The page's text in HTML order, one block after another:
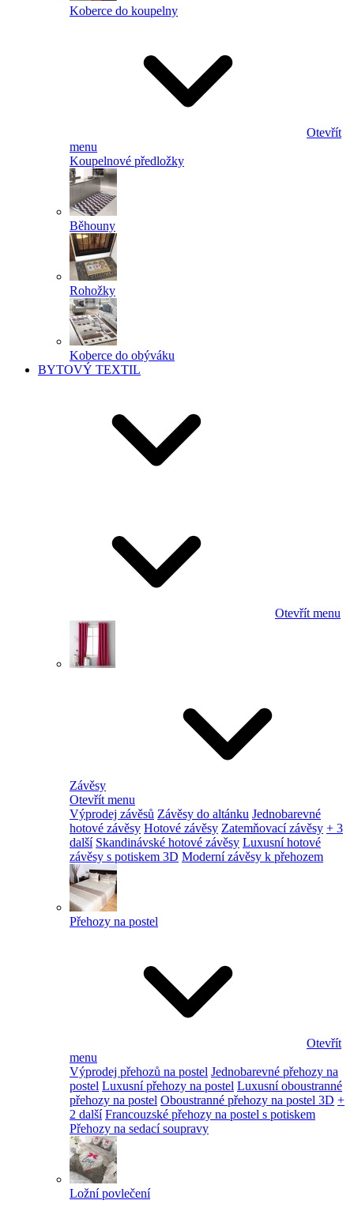
Koberce do koupelny
Otevřít
menu
Koupelnové předložky
Běhouny
Rohožky
Koberce do obýváku
BYTOVÝ TEXTIL
Otevřít menu
Závěsy
Otevřít menu
Výprodej závěsů Závěsy do altánku Jednobarevné
hotové závěsy Hotové závěsy Zatemňovací závěsy + 3
další Skandinávské hotové závěsy Luxusní hotové
závěsy s potiskem 3D Moderní závěsy k přehozem
Přehozy na postel
Otevřít
menu
Výprodej přehozů na postel Jednobarevné přehozy na
postel Luxusní přehozy na postel Luxusní oboustranné
přehozy na postel Oboustranné přehozy na postel 3D +
2 další Francouzské přehozy na postel s potiskem
Přehozy na sedací soupravy
Ložní povlečení